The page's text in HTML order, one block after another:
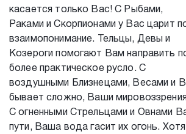
касается только Вас! С Рыбами,
Раками и Скорпионами у Вас царит
взаимопонимание. Тельцы, Девы и
Козероги помогают Вам направить
более практическое русло. С
воздушными Близнецами, Весами и
бывает сложно, Ваши
С огненными Стрельцами и Овнами
пути, Ваша вода гасит их огонь.